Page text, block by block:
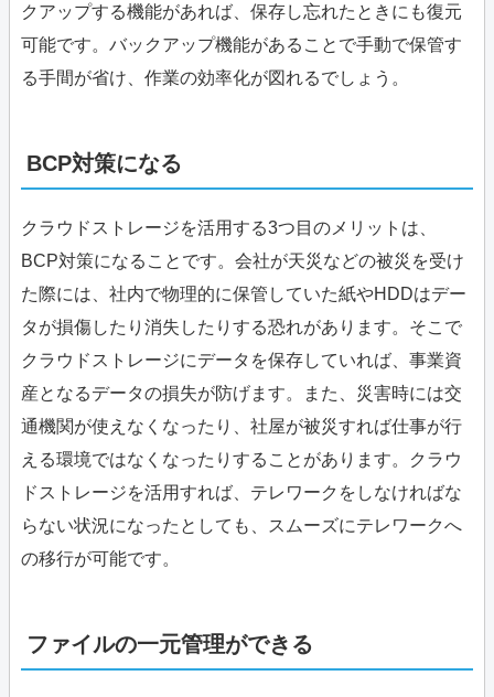
クアップする機能があれば、保存し忘れたときにも復元
可能です。バックアップ機能があることで手動で保管す
る手間が省け、作業の効率化が図れるでしょう。
BCP対策になる
クラウドストレージを活用する3つ目のメリットは、
BCP対策になることです。会社が天災などの被災を受け
た際には、社内で物理的に保管していた紙やHDDはデー
タが損傷したり消失したりする恐れがあります。そこで
クラウドストレージにデータを保存していれば、事業資
産となるデータの損失が防げます。また、災害時には交
通機関が使えなくなったり、社屋が被災すれば仕事が行
える環境ではなくなったりすることがあります。クラウ
ドストレージを活用すれば、テレワークをしなければな
らない状況になったとしても、スムーズにテレワークへ
の移行が可能です。
ファイルの一元管理ができる